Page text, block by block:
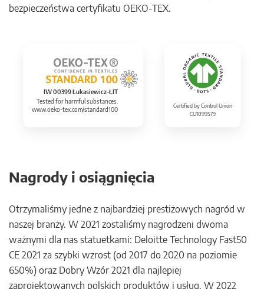
bezpieczeństwa certyfikatu OEKO-TEX.
IW 00399 Łukasiewicz-ŁIT
Tested for harmful substances.
www.oeko-tex.com/standard100
Certified by Control Union
CU1099579
Nagrody i osiągnięcia
Otrzymaliśmy jedne z najbardziej prestiżowych nagród w
naszej branży. W 2021 zostaliśmy nagrodzeni dwoma
ważnymi dla nas statuetkami: Deloitte Technology Fast50
CE 2021 za szybki wzrost (od 2017 do 2020 na poziomie
650%) oraz Dobry Wzór 2021 dla najlepiej
zaprojektowanych polskich produktów i usług. W 2022